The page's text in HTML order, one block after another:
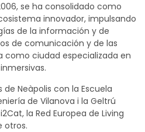
se ha consolidado como
innovador, impulsando
de la información y de
de comunicación y de las
como ciudad especializada en
Neàpolis con la Escuela
de Vilanova i la Geltrú
la Red Europea de Living
otros.